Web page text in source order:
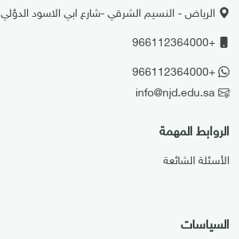
الرياض - النسيم الشرقي -شارع ابي الاسود الدؤلي
+966112364000
+966112364000
info@njd.edu.sa
الروابط المهمة
الأسئلة الشائعة
السياسات